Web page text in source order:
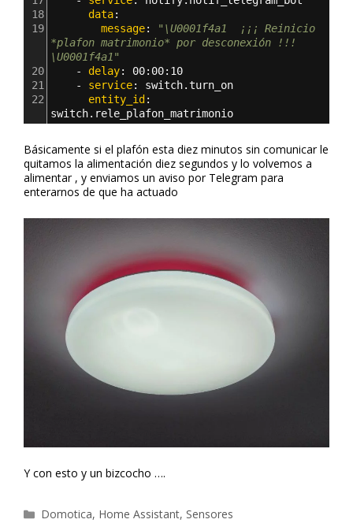
18
data:
19
message:
"\U0001f4a1  ¡¡¡ Reinicio
*plafon matrimonio* por desconexión !!!
\U0001f4a1"
20
- delay: 00: 00: 10
21
- service: switch.turn_on
22
entity_id
switch.rele_plafon_matrimonio
Básicamente si el plafón esta diez minutos sin comunicar le
quitamos la alimentación diez segundos y lo volvemos a
alimentar , y enviamos un aviso por Telegram para
enterarnos de que ha actuado
Y con esto y un bizcocho ….
Categorías
Domotica, Home Assistant, Sensores